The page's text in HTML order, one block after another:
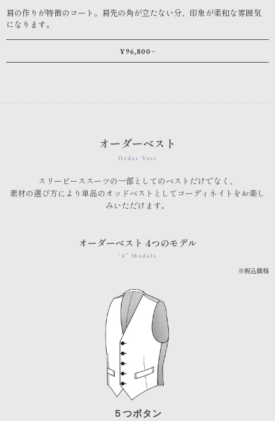
肩の作りが特徴のコート。肩先の角が立たない分、印象が柔和な雰囲気
になります。
¥96,800~
オーダーベスト
Order Vest
スリーピーススーツの一部としてのベストだけでなく、
素材の選び方により単品のオッドベストとしてコーディネイトをお楽し
みいただけます。
オーダーベスト 4つのモデル
“4” Models
※税込価格
５つボタン